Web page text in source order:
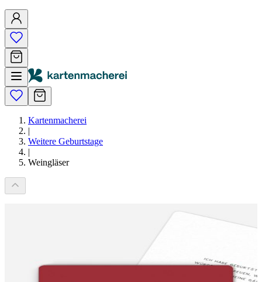
Kartenmacherei
|
Weitere Geburtstage
|
Weingläser